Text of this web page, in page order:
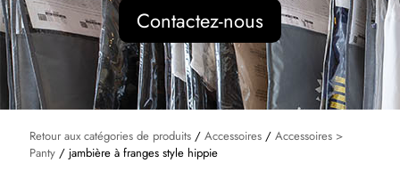
Contactez-nous
Retour aux catégories de produits / Accessoires / Accessoires >
Panty / jambière à franges style hippie